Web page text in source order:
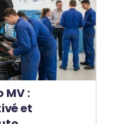
MV :
et